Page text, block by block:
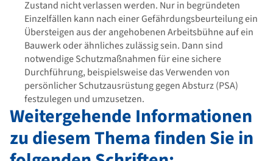
Zustand nicht verlassen werden. Nur in begründeten
Einzelfällen kann nach einer Gefährdungsbeurteilung ein
Übersteigen aus der angehobenen Arbeitsbühne auf ein
Bauwerk oder ähnliches zulässig sein. Dann sind
notwendige Schutzmaßnahmen für eine sichere
Durchführung, beispielsweise das Verwenden von
persönlicher Schutzausrüstung gegen Absturz (PSA)
festzulegen und umzusetzen.
Weitergehende Informationen
zu diesem Thema finden Sie in